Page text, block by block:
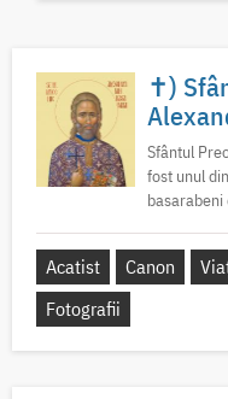
✝)
Sfântul
fost unul
Acatist Canon
Fotografii